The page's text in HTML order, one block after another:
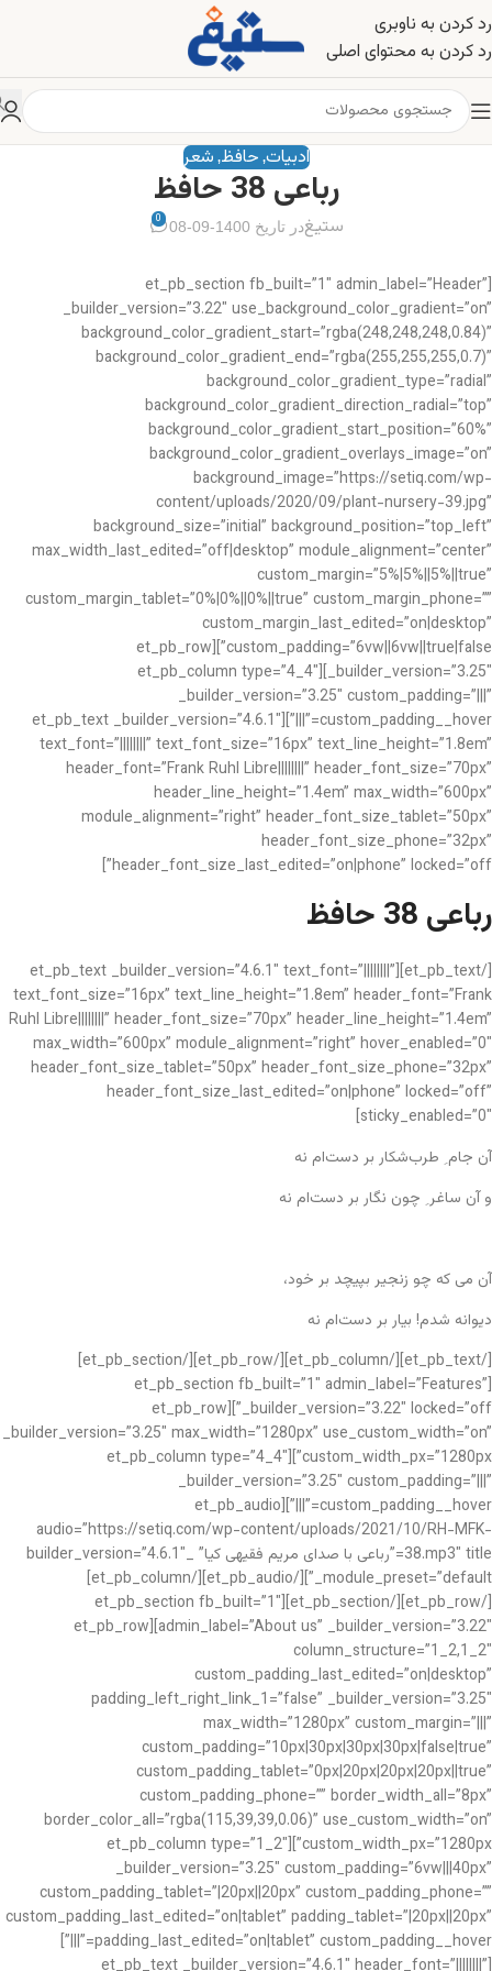
رد کردن به ناوبری
رد کردن به محتوای اصلی
ادبیات, حافظ, شعر
رباعی 38 حافظ
ستیغدر تاریخ 1400-09-08 0
[et_pb_section fb_built=”1″ admin_label=”Header”
_builder_version=”3.22″ use_background_color_gradient=”on”
background_color_gradient_start=”rgba(248,248,248,0.84)”
background_color_gradient_end=”rgba(255,255,255,0.7)”
background_color_gradient_type=”radial”
background_color_gradient_direction_radial=”top”
background_color_gradient_start_position=”60%”
background_color_gradient_overlays_image=”on”
background_image=”https://setiq.com/wp-
content/uploads/2020/09/plant-nursery-39.jpg”
background_size=”initial” background_position=”top_left”
max_width_last_edited=”off|desktop” module_alignment=”center”
custom_margin=”5%|5%||5%||true”
custom_margin_tablet=”0%|0%||0%||true” custom_margin_phone=””
custom_margin_last_edited=”on|desktop”
custom_padding=”6vw||6vw||true|false”][et_pb_row
_builder_version=”3.25″][et_pb_column type=”4_4″
_builder_version=”3.25″ custom_padding=”|||”
custom_padding__hover=”|||”][et_pb_text _builder_version=”4.6.1″
text_font=”||||||||” text_font_size=”16px” text_line_height=”1.8em”
header_font=”Frank Ruhl Libre||||||||” header_font_size=”70px”
header_line_height=”1.4em” max_width=”600px”
module_alignment=”right” header_font_size_tablet=”50px”
header_font_size_phone=”32px”
header_font_size_last_edited=”on|phone” locked=”off”]
رباعی 38 حافظ
[/et_pb_text][et_pb_text _builder_version=”4.6.1″ text_font=”||||||||”
text_font_size=”16px” text_line_height=”1.8em” header_font=”Frank
Ruhl Libre||||||||” header_font_size=”70px” header_line_height=”1.4em”
max_width=”600px” module_alignment=”right” hover_enabled=”0″
header_font_size_tablet=”50px” header_font_size_phone=”32px”
header_font_size_last_edited=”on|phone” locked=”off”
sticky_enabled=”0″]
آن جام ِ طرب‌شکار بر دست‌ام نه
و آن ساغر ِ چون نگار بر دست‌ام نه
آن می‌ که چو زنجیر بپیچد بر خود،
دیوانه شدم! بیار بر دست‌ام نه
[/et_pb_text][/et_pb_column][/et_pb_row][/et_pb_section]
[et_pb_section fb_built=”1″ admin_label=”Features”
_builder_version=”3.22″ locked=”off”][et_pb_row
_builder_version=”3.25″ max_width=”1280px” use_custom_width=”on”
custom_width_px=”1280px”][et_pb_column type=”4_4″
_builder_version=”3.25″ custom_padding=”|||”
custom_padding__hover=”|||”][et_pb_audio
audio=”https://setiq.com/wp-content/uploads/2021/10/RH-MFK-
38.mp3″ title=”رباعی با صدای مریم فقیهی کیا” _builder_version=”4.6.1″
_module_preset=”default”][/et_pb_audio][/et_pb_column]
[/et_pb_row][/et_pb_section][et_pb_section fb_built=”1″
admin_label=”About us” _builder_version=”3.22″][et_pb_row
column_structure=”1_2,1_2″
custom_padding_last_edited=”on|desktop”
padding_left_right_link_1=”false” _builder_version=”3.25″
max_width=”1280px” custom_margin=”|||”
custom_padding=”10px|30px|30px|30px|false|true”
custom_padding_tablet=”0px|20px|20px|20px||true”
custom_padding_phone=”” border_width_all=”8px”
border_color_all=”rgba(115,39,39,0.06)” use_custom_width=”on”
custom_width_px=”1280px”][et_pb_column type=”1_2″
_builder_version=”3.25″ custom_padding=”6vw|||40px”
custom_padding_tablet=”|20px||20px” custom_padding_phone=””
custom_padding_last_edited=”on|tablet” padding_tablet=”|20px||20px”
padding_last_edited=”on|tablet” custom_padding__hover=”|||”]